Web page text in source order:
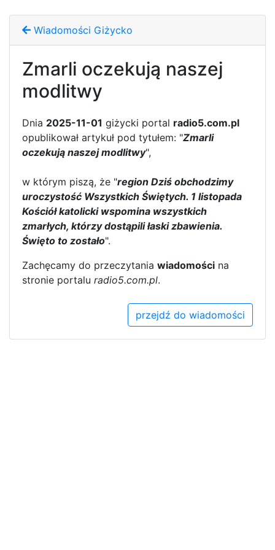
Wiadomości Giżycko
Zmarli oczekują naszej
modlitwy
Dnia 2025-11-01 giżycki portal radio5.com.pl
opublikował artykuł pod tytułem: "Zmarli
oczekują naszej modlitwy",
w którym piszą, że "region Dziś obchodzimy
uroczystość Wszystkich Świętych. 1 listopada
Kościół katolicki wspomina wszystkich
zmarłych, którzy dostąpili łaski zbawienia.
Święto to zostało".
Zachęcamy do przeczytania wiadomości na
stronie portalu radio5.com.pl.
przejdź do wiadomości